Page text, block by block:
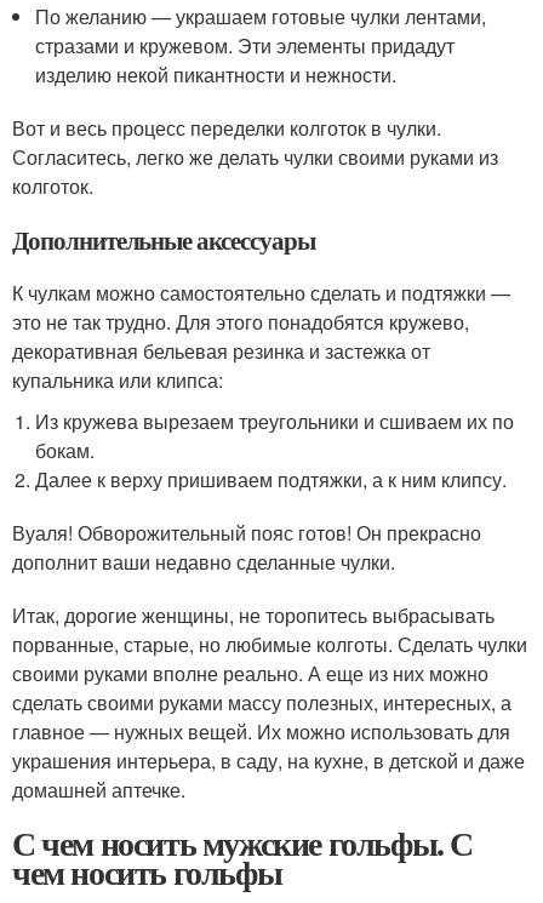
По желанию — украшаем готовые чулки лентами,
стразами и кружевом. Эти элементы придадут
изделию некой пикантности и нежности.
Вот и весь процесс переделки колготок в чулки.
Согласитесь, легко же делать чулки своими руками из
колготок.
Дополнительные аксессуары
К чулкам можно самостоятельно сделать и подтяжки —
это не так трудно. Для этого понадобятся кружево,
декоративная бельевая резинка и застежка от
купальника или клипса:
Из кружева вырезаем треугольники и сшиваем их по
бокам.
Далее к верху пришиваем подтяжки, а к ним клипсу.
Вуаля! Обворожительный пояс готов! Он прекрасно
дополнит ваши недавно сделанные чулки.
Итак, дорогие женщины, не торопитесь выбрасывать
порванные, старые, но любимые колготы. Сделать чулки
своими руками вполне реально. А еще из них можно
сделать своими руками массу полезных, интересных, а
главное — нужных вещей. Их можно использовать для
украшения интерьера, в саду, на кухне, в детской и даже
домашней аптечке.
С чем носить мужские гольфы. С
чем носить гольфы